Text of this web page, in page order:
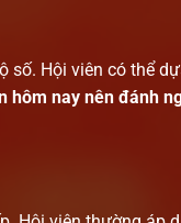
số. Hội viên có thể
hôm nay nên đánh